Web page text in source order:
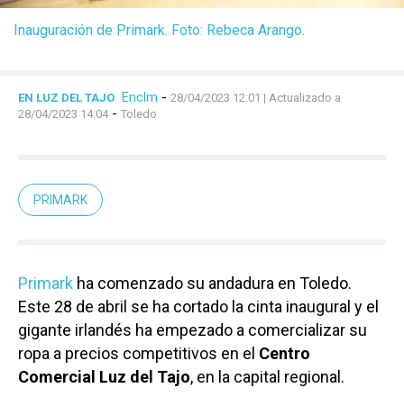
Inauguración de Primark. Foto: Rebeca Arango.
EN LUZ DEL TAJO Enclm - 28/04/2023 12:01 | Actualizado a
28/04/2023 14:04- Toledo
PRIMARK
Primark ha comenzado su andadura en Toledo.
Este 28 de abril se ha cortado la cinta inaugural y el
gigante irlandés ha empezado a comercializar su
ropa a precios competitivos en el Centro
Comercial Luz del Tajo, en la capital regional.